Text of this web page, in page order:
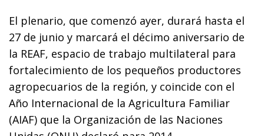
El plenario, que comenzó ayer, durará hasta el
27 de junio y marcará el décimo aniversario de
la REAF, espacio de trabajo multilateral para
fortalecimiento de los pequeños productores
agropecuarios de la región, y coincide con el
Año Internacional de la Agricultura Familiar
(AIAF) que la Organización de las Naciones